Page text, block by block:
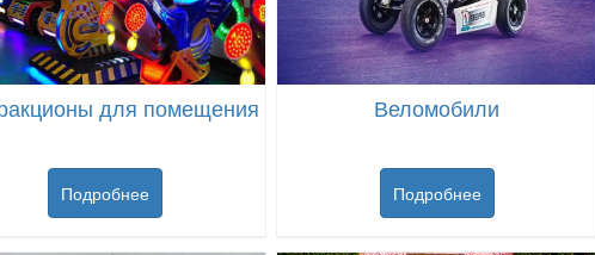
для помещения
Подробнее
Веломобили
Подробнее